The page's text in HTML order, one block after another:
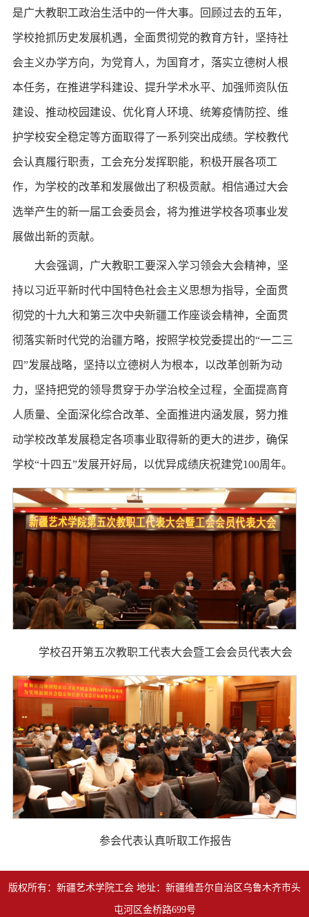
是广大教职工政治生活中的一件大事。回顾过去的五年，
学校抢抓历史发展机遇，全面贯彻党的教育方针，坚持社
会主义办学方向，为党育人，为国育才，落实立德树人根
本任务，在推进学科建设、提升学术水平、加强师资队伍
建设、推动校园建设、优化育人环境、统筹疫情防控、维
护学校安全稳定等方面取得了一系列突出成绩。学校教代
会认真履行职责，工会充分发挥职能，积极开展各项工
作，为学校的改革和发展做出了积极贡献。相信通过大会
选举产生的新一届工会委员会，将为推进学校各项事业发
展做出新的贡献。
大会强调，广大教职工要深入学习领会大会精神，坚
持以习近平新时代中国特色社会主义思想为指导，全面贯
彻党的十九大和第三次中央新疆工作座谈会精神，全面贯
彻落实新时代党的治疆方略，按照学校党委提出的“一二三
四”发展战略，坚持以立德树人为根本，以改革创新为动
力，坚持把党的领导贯穿于办学治校全过程，全面提高育
人质量、全面深化综合改革、全面推进内涵发展，努力推
动学校改革发展稳定各项事业取得新的更大的进步，确保
学校“十四五”发展开好局，以优异成绩庆祝建党100周年。
学校召开第五次教职工代表大会暨工会会员代表大会
参会代表认真听取工作报告
版权所有：新疆艺术学院工会 地址：新疆维吾尔自治区乌鲁木齐市头
屯河区金桥路699号